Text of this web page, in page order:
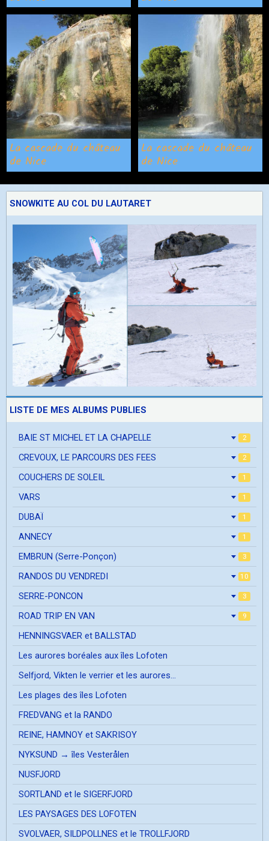
La cascade du château
de Nice
La cascade du château
de Nice
SNOWKITE AU COL DU LAUTARET
LISTE DE MES ALBUMS PUBLIES
BAIE ST MICHEL ET LA CHAPELLE 2
CREVOUX, LE PARCOURS DES FEES 2
COUCHERS DE SOLEIL 1
VARS 1
DUBAÏ 1
ANNECY 1
EMBRUN (Serre-Ponçon) 3
RANDOS DU VENDREDI 10
SERRE-PONCON 3
ROAD TRIP EN VAN 9
HENNINGSVAER et BALLSTAD
Les aurores boréales aux îles Lofoten
Selfjord, Vikten le verrier et les aurores...
Les plages des îles Lofoten
FREDVANG et la RANDO
REINE, HAMNOY et SAKRISOY
NYKSUND → îles Vesterålen
NUSFJORD
SORTLAND et le SIGERFJORD
LES PAYSAGES DES LOFOTEN
SVOLVAER, SILDPOLLNES et le TROLLFJORD